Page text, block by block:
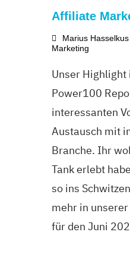
Affiliate
Marius Hasselkus
Marketing
Unser Highlight
Power100
interessanten
Austausch mit
Branche. Ihr
Tank erlebt
so ins
mehr in
für den Juni